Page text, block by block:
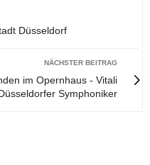
Düsseldorf
NÄCHSTER BEITRAG
im Opernhaus - Vitali
Symphoniker